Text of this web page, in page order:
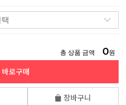
총 상품 금액 0원
바로구매
장바구니